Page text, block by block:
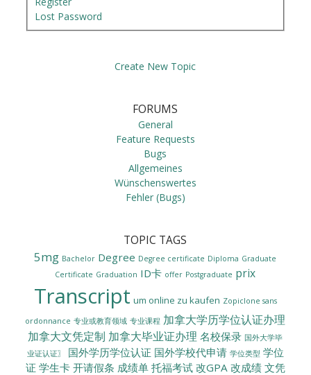
Lost Password
Create New Topic
FORUMS
General
Feature Requests
Bugs
Allgemeines
Wünschenswertes
Fehler (Bugs)
TOPIC TAGS
5mg Bachelor Degree Degree certificate Diploma Graduate
Certificate Graduation ID卡 offer Postgraduate prix
Transcript um online zu kaufen Zopiclone sans
ordonnance 专业或教育领域 专业课程 加拿大学历学位认证办理
加拿大文凭定制 加拿大毕业证办理 名校保录 国外大学毕
业证认证〗
国外学历学位认证 国外学校代申请 学位类型 学位
证 学生卡 开请假条 成绩单 托福考试 改GPA 改成绩 文凭